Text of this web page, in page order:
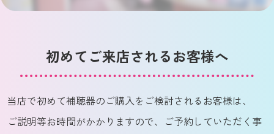
初めてご来店されるお客様へ
当店で初めて補聴器のご購入をご検討されるお客様は、
ご説明等お時間がかかりますので、ご予約していただく事